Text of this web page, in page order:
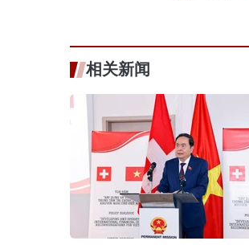
相关新闻